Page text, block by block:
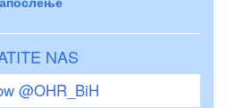
NAS
@OHR_BiH